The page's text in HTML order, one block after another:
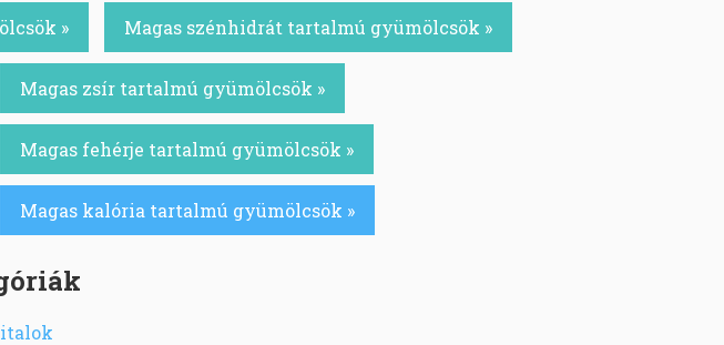
» Magas szénhidrát tartalmú gyümölcsök »
Magas zsír tartalmú gyümölcsök »
Magas fehérje tartalmú gyümölcsök »
Magas kalória tartalmú gyümölcsök »